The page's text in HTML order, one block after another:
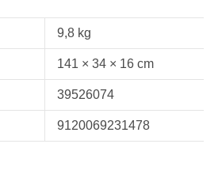
9,8 kg
141 × 34 × 16 cm
39526074
9120069231478